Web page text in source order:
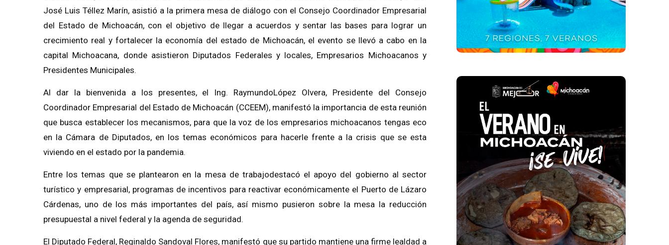
José Luis Téllez Marín, asistió a la primera mesa de diálogo con el Consejo Coordinador Empresarial
del Estado de Michoacán, con el objetivo de llegar a acuerdos y sentar las bases para lograr un
crecimiento real y fortalecer la economía del estado de Michoacán, el evento se llevó a cabo en la
capital Michoacana, donde asistieron Diputados Federales y locales, Empresarios Michoacanos y
Presidentes Municipales.
​Al dar la bienvenida a los presentes, el Ing. RaymundoLópez Olvera, Presidente del Consejo
Coordinador Empresarial del Estado de Michoacán (CCEEM), manifestó la importancia de esta reunión
que busca establecer los mecanismos, para que la voz de los empresarios michoacanos tengas eco
en la Cámara de Diputados, en los temas económicos para hacerle frente a la crisis que se esta
viviendo en el estado por la pandemia.
Entre los temas que se plantearon en la mesa de trabajodestacó el apoyo del gobierno al sector
turístico y empresarial, programas de incentivos para reactivar económicamente el Puerto de Lázaro
Cárdenas, uno de los más importantes del país, así mismo pusieron sobre la mesa la reducción
presupuestal a nivel federal y la agenda de seguridad. ​
El Diputado Federal, Reginaldo Sandoval Flores, manifestó que su partido mantiene una firme lealdad a